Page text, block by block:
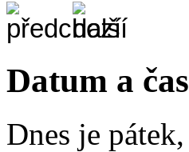
Datum a čas
Dnes je pátek,